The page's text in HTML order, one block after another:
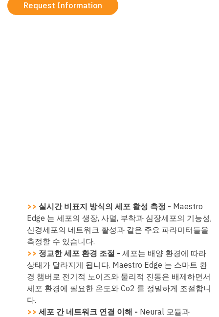
Request Information
>> 실시간 비표지 방식의 세포 활성 측정 - Maestro
Edge 는 세포의 생장, 사멸, 부착과 심장세포의 기능성,
신경세포의 네트워크 활성과 같은 주요 파라미터들을
측정할 수 있습니다.
>> 정교한 세포 환경 조절 - 세포는 배양 환경에 따라
상태가 달라지게 됩니다. Maestro Edge 는 스마트 환
경 챔버로 전기적 노이즈와 물리적 진동은 배제하면서
세포 환경에 필요한 온도와 Co2 를 정밀하게 조절합니
다.
>> 세포 간 네트워크 연결 이해 - Neural 모듈과